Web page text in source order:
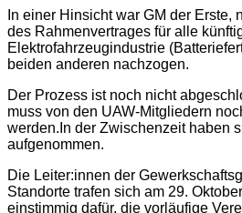
In einer Hinsicht war GM der Erste,
des Rahmenvertrages für alle
Elektrofahrzeugindustrie
beiden anderen nachzogen.
Der Prozess ist noch nicht
muss von den UAW-Mitgliedern
werden.In der Zwischenzeit haben
aufgenommen.
Die Leiter:innen der
Standorte trafen sich am 29.
einstimmig dafür, die vorläufige